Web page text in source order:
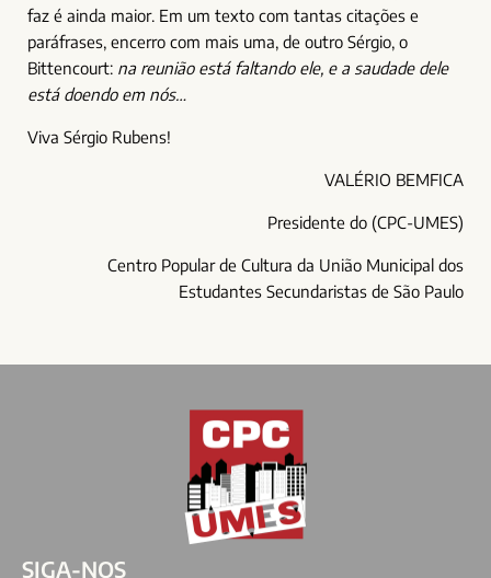
faz é ainda maior. Em um texto com tantas citações e
paráfrases, encerro com mais uma, de outro Sérgio, o
Bittencourt: na reunião está faltando ele, e a saudade dele
está doendo em nós…
Viva Sérgio Rubens!
VALÉRIO BEMFICA
Presidente do (CPC-UMES)
Centro Popular de Cultura da União Municipal dos
Estudantes Secundaristas de São Paulo
SIGA-NOS